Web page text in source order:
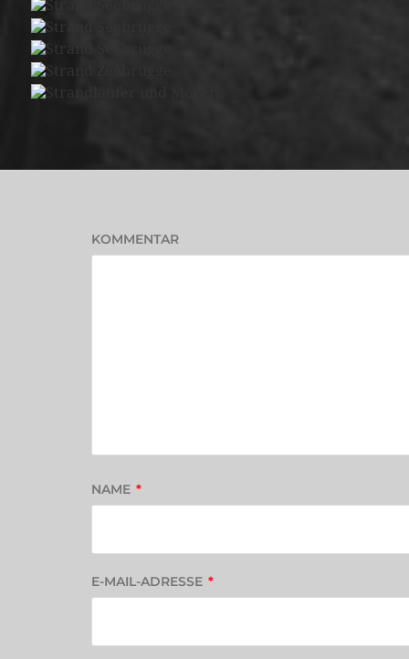
KOMMENTAR
NAME *
E-MAIL-ADRESSE *